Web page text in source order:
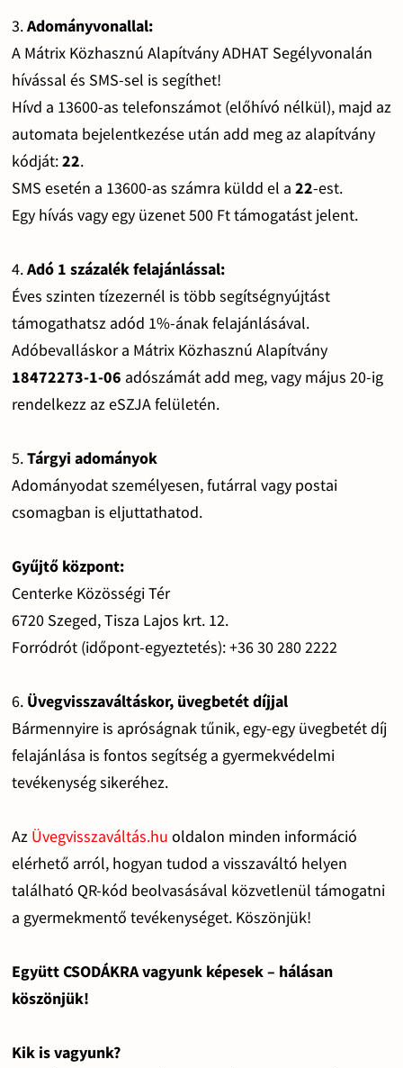
3.Adományvonallal:
A Mátrix Közhasznú Alapítvány ADHAT Segélyvonalán
hívással és SMS-sel is segíthet!
Hívd a 13600-as telefonszámot (előhívó nélkül), majd az
automata bejelentkezése után add meg az alapítvány
kódját:22.
SMS esetén a 13600-as számra küldd el a 22-est.
Egy hívás vagy egy üzenet 500 Ft támogatást jelent.
4.Adó 1 százalék felajánlással:
Éves szinten tízezernél is több segítségnyújtást
támogathatsz adód 1%-ának felajánlásával.
Adóbevalláskor a Mátrix Közhasznú Alapítvány
18472273-1-06 adószámát add meg, vagy május 20-ig
rendelkezz az eSZJA felületén.
5.Tárgyi adományok
Adományodat személyesen, futárral vagy postai
csomagban is eljuttathatod.
Gyűjtő központ:
Centerke Közösségi Tér
6720 Szeged, Tisza Lajos krt. 12.
Forródrót (időpont-egyeztetés): +36 30 280 2222
6. Üvegvisszaváltáskor, üvegbetét díjjal
Bármennyire is apróságnak tűnik, egy-egy üvegbetét díj
felajánlása is fontos segítség a gyermekvédelmi
tevékenység sikeréhez.
Az Üvegvisszaváltás.hu oldalon minden információ
elérhető arról, hogyan tudod a visszaváltó helyen
található QR-kód beolvasásával közvetlenül támogatni
a gyermekmentő tevékenységet. Köszönjük!
Együtt CSODÁKRA vagyunk képesek – hálásan
köszönjük!
Kik is vagyunk?